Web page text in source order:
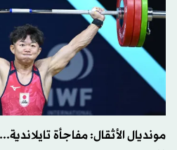
مونديال الأثقال: مفاجأة